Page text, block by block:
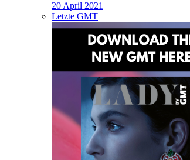
20 April 2021
Letzte GMT